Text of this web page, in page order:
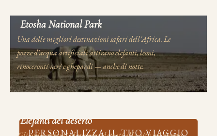
Etosha National Park
Una delle migliori destinazioni safari dell'Africa. Le
pozze d'acqua artificiali attirano elefanti, leoni,
rinoceronti neri e ghepardi — anche di notte.
Elefanti del deserto
PERSONALIZZA IL TUO VIAGGIO